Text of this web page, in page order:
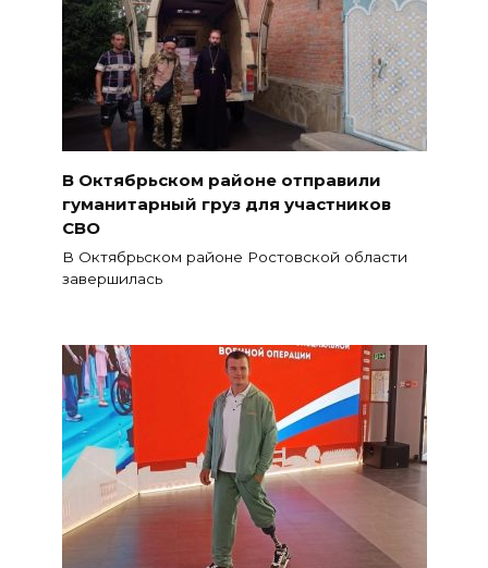
В Октябрьском районе отправили
гуманитарный груз для участников
СВО
В Октябрьском районе Ростовской области
завершилась